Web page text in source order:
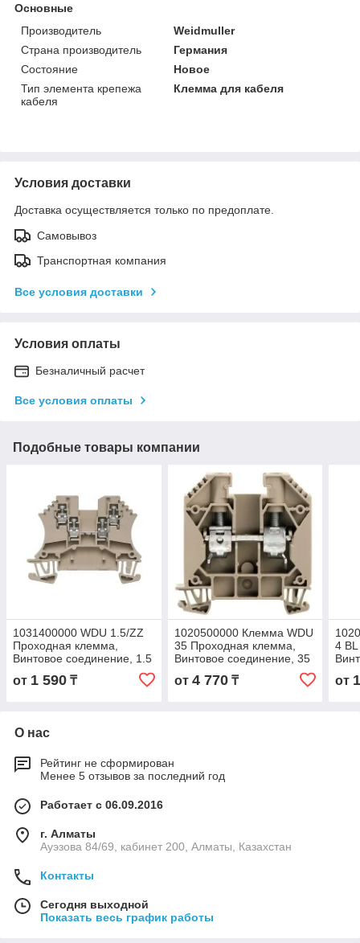
Основные
Производитель
Weidmuller
Страна производитель
Германия
Состояние
Новое
Тип элемента крепежа
кабеля
Клемма для кабеля
Условия доставки
Доставка осуществляется только по предоплате.
Самовывоз
Транспортная компания
Все условия доставки
Условия оплаты
Безналичный расчет
Все условия оплаты
Подобные товары компании
1031400000 WDU 1.5/ZZ
Проходная клемма,
Винтовое соединение, 1.5
mm², 800 V, 17.5 A, Темно-
бежевый
от 1 590 ₸
1020500000 Клемма WDU
35 Проходная клемма,
Винтовое соединение, 35
mm², 1000 V, 76 A, Темно-
бежевый
от 4 770₸
4
от
О нас
Рейтинг не сформирован
Менее 5 отзывов за последний год
Работает с 06.09.2016
г. Алматы
Ауэзова 84/69, кабинет 200, Алматы, Казахстан
Контакты
Сегодня выходной
Показать весь график работы